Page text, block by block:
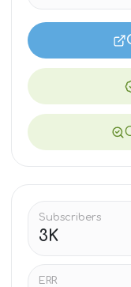
Subscribers
3K
ERR